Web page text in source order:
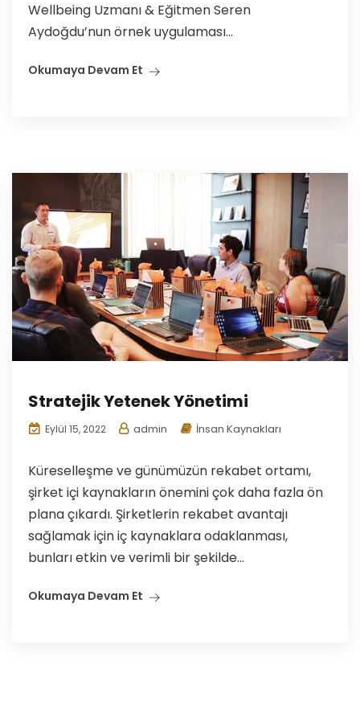
Wellbeing Uzmanı & Eğitmen Seren
Aydoğdu’nun örnek uygulaması...
Okumaya Devam Et
Stratejik Yetenek Yönetimi
Eylül 15, 2022 admin İnsan Kaynakları
Küreselleşme ve günümüzün rekabet ortamı,
şirket içi kaynakların önemini çok daha fazla ön
plana çıkardı. Şirketlerin rekabet avantajı
sağlamak için iç kaynaklara odaklanması,
bunları etkin ve verimli bir şekilde...
Okumaya Devam Et